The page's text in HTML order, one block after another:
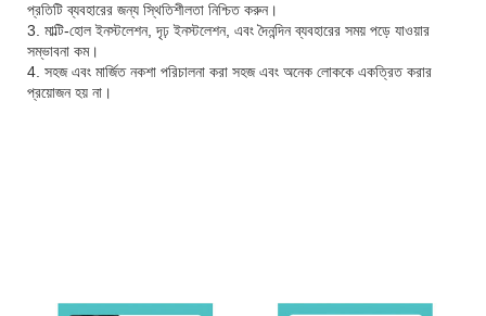
প্রতিটি ব্যবহারের জন্য স্থিতিশীলতা নিশ্চিত করুন।
3. মাল্টি-হোল ইনস্টলেশন, দৃঢ় ইনস্টলেশন, এবং দৈনন্দিন ব্যবহারের সময় পড়ে যাওয়ার
সম্ভাবনা কম।
4. সহজ এবং মার্জিত নকশা পরিচালনা করা সহজ এবং অনেক লোককে একত্রিত করার
প্রয়োজন হয় না।